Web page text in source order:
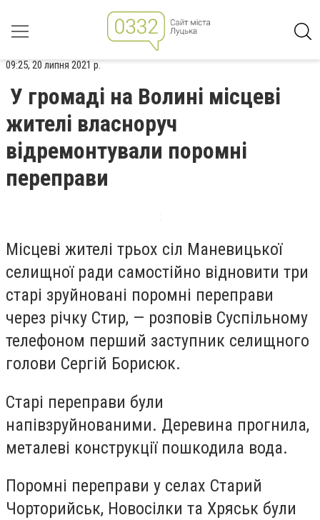
09:25, 20 липня 2021 р.
У громаді на Волині місцеві
жителі власноруч
відремонтували поромні
переправи
Місцеві жителі трьох сіл Маневицької
селищної ради самостійно відновити три
старі зруйновані поромні переправи
через річку Стир, — розповів Суспільному
телефоном перший заступник селищного
голови Сергій Борисюк.
Старі переправи були
напівзруйнованими. Деревина прогнила,
металеві конструкції пошкодила вода.
Поромні переправи у селах Старий
Чорторийськ, Новосілки та Хряськ були